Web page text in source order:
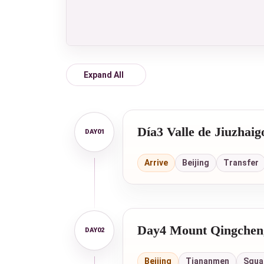
Expand All
Día3 Valle de
Arrive Beijing Transfer
Day4 Mount
Beijing Tiananmen